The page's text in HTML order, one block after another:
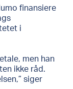
finansiere
i
men han
ikke råd.
siger